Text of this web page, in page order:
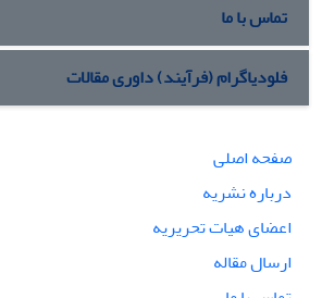
تماس با ما
فلودیاگرام (فرآیند) داوری مقالات
صفحه اصلی
درباره نشریه
اعضای هیات تحریریه
ارسال مقاله